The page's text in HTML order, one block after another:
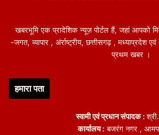
खबरभूमि एक प्रादेशिक न्यूज़ पोर्टल हैं, जहां आपको
-जगत, व्यापार , अंर्राष्ट्रीय, छत्तीसगढ़ , मध्याप्रदेश
प्रथम खबर ।
हमारा पता
स्वामी एवं प्रधान संपादक :
कार्यालय : बजरंग नगर ,